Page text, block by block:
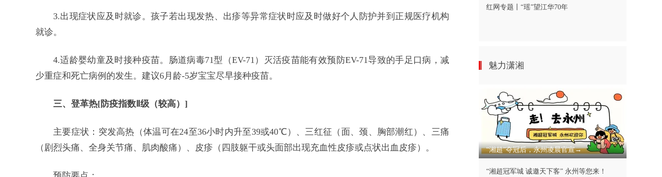
3.出现症状应及时就诊。孩子若出现发热、出疹等异常症状时应及时做好个人防护并到正规医疗机构
就诊。
4.适龄婴幼童及时接种疫苗。肠道病毒71型（EV-71）灭活疫苗能有效预防EV-71导致的手足口病，减
少重症和死亡病例的发生。建议6月龄-5岁宝宝尽早接种疫苗。
三、登革热[防疫指数Ⅱ级（较高）]
主要症状：突发高热（体温可在24至36小时内升至39或40℃）、三红征（面、颈、胸部潮红）、三痛
（剧烈头痛、全身关节痛、肌肉酸痛）、皮疹（四肢躯干或头面部出现充血性皮疹或点状出血皮疹）。
红网专题丨“瑶”望江华70年
魅力潇湘
“湘超”夺冠后，永州凌晨官宣→
“湘超冠军城 诚邀天下客” 永州等您来！